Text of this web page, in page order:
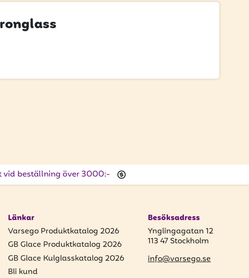
vid beställning över 3000:-
Länkar
Varsego Produktkatalog 2026
GB Glace Produktkatalog 2026
GB Glace Kulglasskatalog 2026
Bli kund
Besöksadress
Ynglingagatan 12
113 47 Stockholm
info@varsego.se